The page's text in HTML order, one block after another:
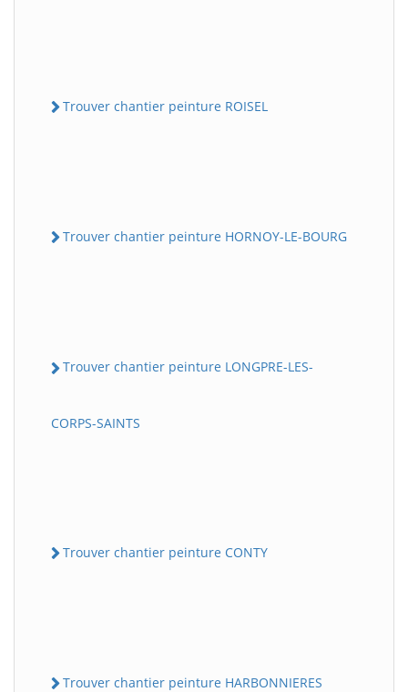
Trouver chantier peinture ROISEL
Trouver chantier peinture HORNOY-LE-BOURG
Trouver chantier peinture LONGPRE-LES-
CORPS-SAINTS
Trouver chantier peinture CONTY
Trouver chantier peinture HARBONNIERES